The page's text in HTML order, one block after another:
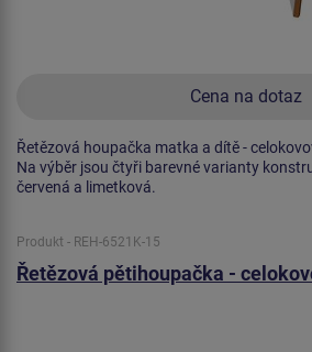
Cena na dotaz
Řetězová houpačka matka a dítě -
Na výběr jsou čtyři barevné varianty
červená a limetková.
Produkt - REH-6521K-15
Řetězová pětihoupačka -